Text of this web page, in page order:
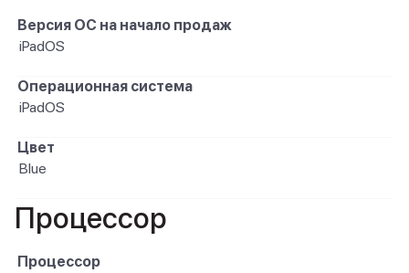
Версия ОС на начало продаж
iPadOS
Операционная система
iPadOS
Цвет
Blue
Процессор
Процессор